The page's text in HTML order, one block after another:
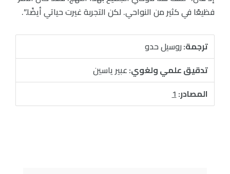
فظيعًا في كثير من النواحي. لكن التجربة غيرت حياتي أيضًا.”.
ترجمة:روسيل حدو
تدقيق علمي ولغوي:عبير ياسين
المصادر:1